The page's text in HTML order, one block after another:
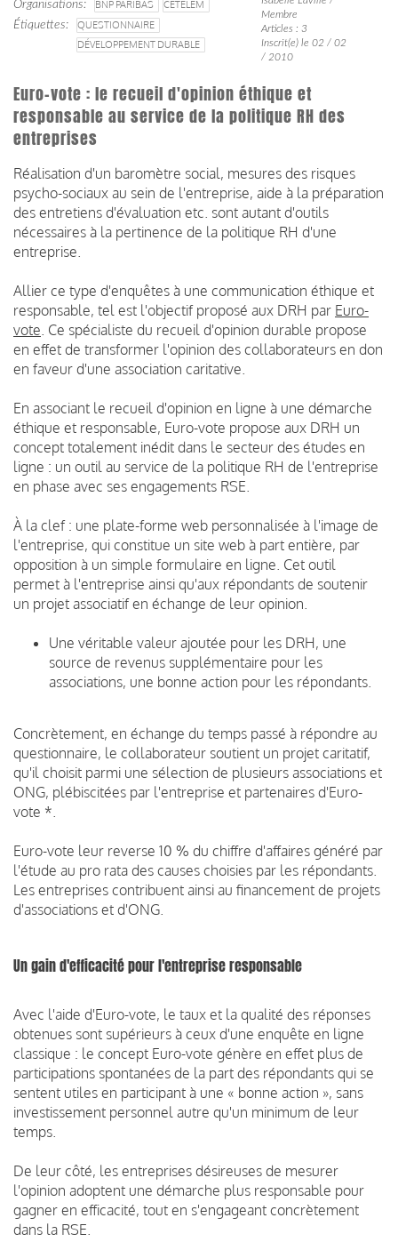
Organisations BNP PARIBAS
CETELEM
Étiquettes
QUESTIONNAIRE
DÉVELOPPEMENT DURABLE
Membre
Articles : 3
Inscrit(e) le 02 / 02
/ 2010
Euro-vote : le recueil d'opinion éthique et
responsable au service de la politique RH des
entreprises
Réalisation d'un baromètre social, mesures des risques
psycho-sociaux au sein de l'entreprise, aide à la préparation
des entretiens d'évaluation etc. sont autant d'outils
nécessaires à la pertinence de la politique RH d'une
entreprise.
Allier ce type d'enquêtes à une communication éthique et
responsable, tel est l'objectif proposé aux DRH par Euro-
vote . Ce spécialiste du recueil d'opinion durable propose
en effet de transformer l'opinion des collaborateurs en don
en faveur d'une association caritative.
En associant le recueil d'opinion en ligne à une démarche
éthique et responsable, Euro-vote propose aux DRH un
concept totalement inédit dans le secteur des études en
ligne : un outil au service de la politique RH de l'entreprise
en phase avec ses engagements RSE.
À la clef : une plate-forme web personnalisée à l'image de
l'entreprise, qui constitue un site web à part entière, par
opposition à un simple formulaire en ligne. Cet outil
permet à l'entreprise ainsi qu'aux répondants de soutenir
un projet associatif en échange de leur opinion.
Une véritable valeur ajoutée pour les DRH, une
source de revenus supplémentaire pour les
associations, une bonne action pour les répondants.
Concrètement, en échange du temps passé à répondre au
questionnaire, le collaborateur soutient un projet caritatif,
qu'il choisit parmi une sélection de plusieurs associations et
ONG, plébiscitées par l'entreprise et partenaires d'Euro-
vote *.
Euro-vote leur reverse 10 % du chiffre d'affaires généré par
l'étude au pro rata des causes choisies par les répondants.
Les entreprises contribuent ainsi au financement de projets
d'associations et d'ONG.
Un gain d'efficacité pour l'entreprise responsable
Avec l'aide d'Euro-vote, le taux et la qualité des réponses
obtenues sont supérieurs à ceux d'une enquête en ligne
classique : le concept Euro-vote génère en effet plus de
participations spontanées de la part des répondants qui se
sentent utiles en participant à une « bonne action », sans
investissement personnel autre qu'un minimum de leur
temps.
De leur côté, les entreprises désireuses de mesurer
l'opinion adoptent une démarche plus responsable pour
gagner en efficacité, tout en s'engageant concrètement
dans la RSE.